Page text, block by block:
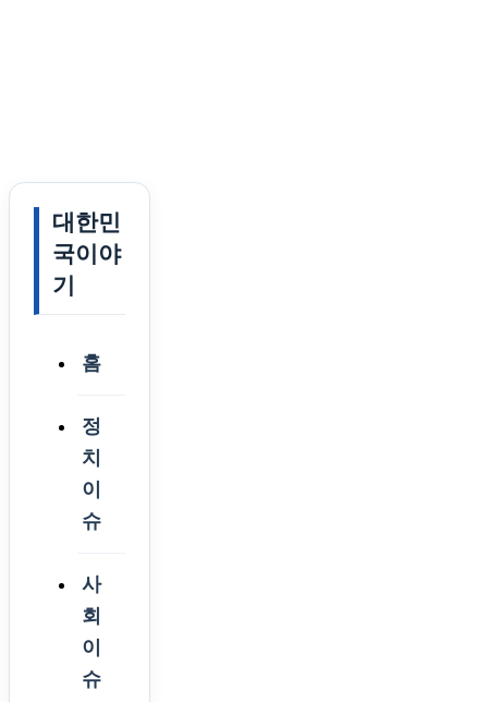
대한민
국이야
기
홈
정
치
이
슈
사
회
이
슈